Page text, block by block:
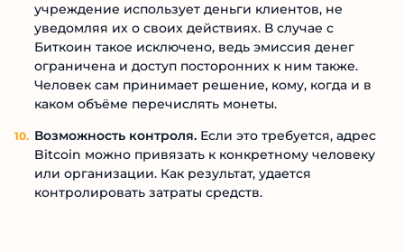
учреждение использует деньги клиентов, не
уведомляя их о своих действиях. В случае с
Биткоин такое исключено, ведь эмиссия денег
ограничена и доступ посторонних к ним также.
Человек сам принимает решение, кому, когда и в
каком объёме перечислять монеты.
Возможность контроля. Если это требуется, адрес
Bitcoin можно привязать к конкретному человеку
или организации. Как результат, удается
контролировать затраты средств.